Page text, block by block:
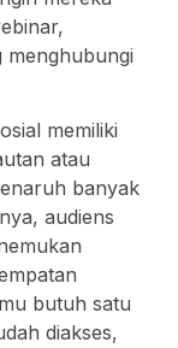
menghubungi
memiliki
atau
banyak
audiens
butuh satu
diakses,